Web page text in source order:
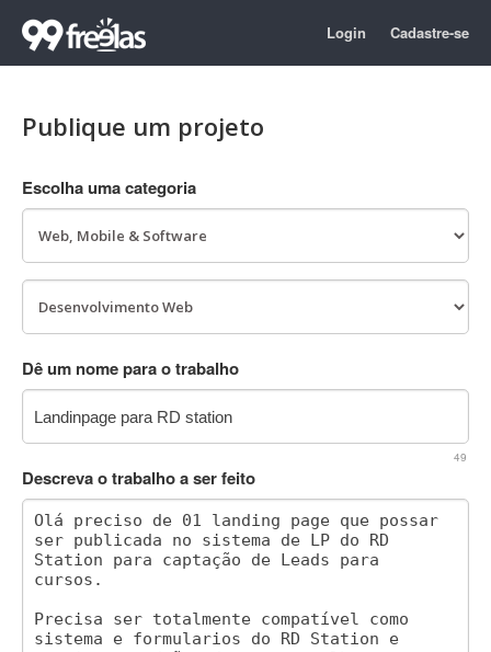
Login Cadastre-se
Publique um projeto
Escolha uma categoria
Dê um nome para o trabalho
49
Descreva o trabalho a ser feito